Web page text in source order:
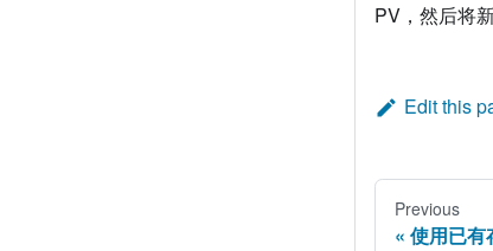
PV，然后将
Edit this
Previous
使用已有